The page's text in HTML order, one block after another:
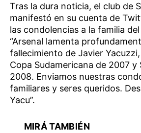
Tras la dura noticia, el club de
manifestó en su cuenta de
las condolencias a la familia
“Arsenal lamenta
fallecimiento de Javier
Copa Sudamericana de 2007 y
2008. Enviamos nuestras
familiares y seres queridos.
Yacu”.